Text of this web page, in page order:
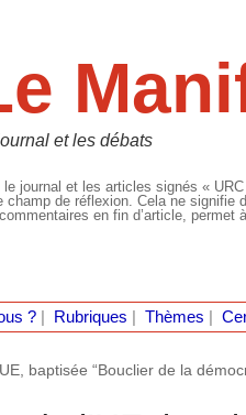
et les débats
le journal et les articles signés «
champ de réflexion. Cela ne signifie
en fin d’article, permet
?| Rubriques Thèmes
baptisée “Bouclier de la